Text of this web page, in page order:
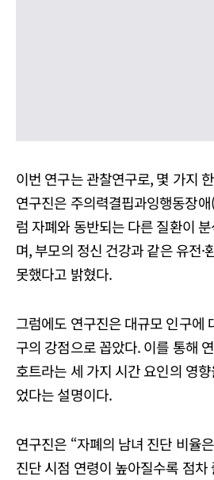
이번 연구는 관찰연구로, 몇 가지
연구진은 주의력결핍과잉행동장
럼 자폐와 동반되는 다른 질환이
며, 부모의 정신 건강과 같은 유전·
못했다고 밝혔다.
그럼에도 연구진은 대규모 인구에
구의 강점으로 꼽았다. 이를 통해
호트라는 세 가지 시간 요인의 영
었다는 설명이다.
연구진은 “자폐의 남녀 진단 비율
진단 시점 연령이 높아질수록 점차